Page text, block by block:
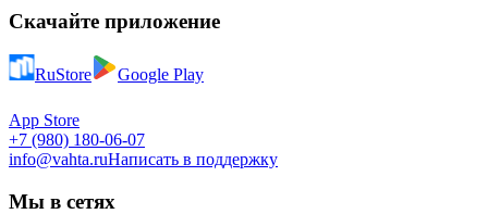
Скачайте приложение
RuStore Google Play
App Store
+7 (980) 180-06-07
info@vahta.ruНаписать в поддержку
Мы в сетях